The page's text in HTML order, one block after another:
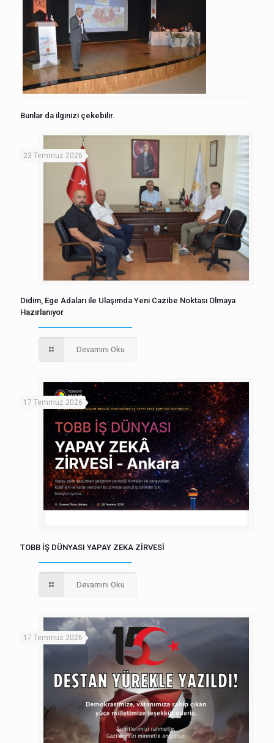
Bunlar da ilginizi çekebilir.
23 Temmuz 2026
Didim, Ege Adaları ile Ulaşımda Yeni Cazibe Noktası Olmaya
Hazırlanıyor
Devamını Oku
17 Temmuz 2026
TOBB İŞ DÜNYASI YAPAY ZEKA ZİRVESİ
Devamını Oku
17 Temmuz 2026